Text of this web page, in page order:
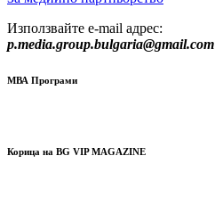
Използвайте e-mail адрес:
p.media.group.bulgaria@gmail.com
МВА Програми
Корица на BG VIP MAGAZINE